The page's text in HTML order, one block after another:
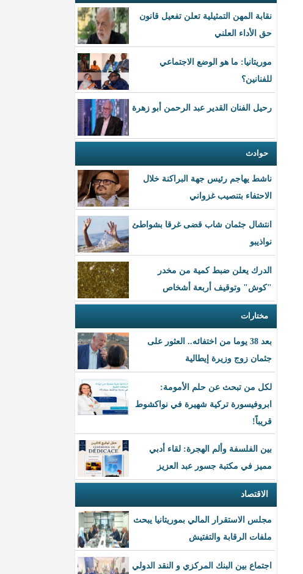
نقابة المهن التمثيلية تعلن تفعيل قانون
حق الأداء العلني
موريتانيا: ما هو الوضع الاجتماعي
للفنانين؟
رحيل الفنان القدير عبد الرحمن أبو زهرة
حوادث
ناشط يهاجم رئيس جهة البراكنة خلال
الاحتفاء بتنصيب غزواني
انتشال جثمان شاب قضى غرقا بشواطئ
نواذيبو
الدرك يعلن ضبط كمية من مخدر
"كوش" وتوقيف أربعة أشخاص
مختارات
بعد 38 يوما من اختفائه.. العثور على
جثمان زوج وزيرة إيطالية
لكل من تبحث عن حلم الأمومة:
ابروفيسورة تركية شهيرة في نواكشوط
قريباً!
بين الفلسفة وألم الهجرة: لقاء أدبي
مميز في مكتبة جسور عبد العزيز
الاقتصاد
مجلس الاستقرار المالي بموريتانيا يبحث
ملفات الرقابة والتفتيش
اجتماع بين البنك المركزي و النقد الدولي